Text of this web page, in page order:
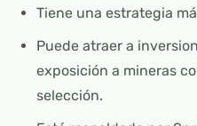
Tiene una estrategia
Puede atraer a
exposición a mineras
selección.